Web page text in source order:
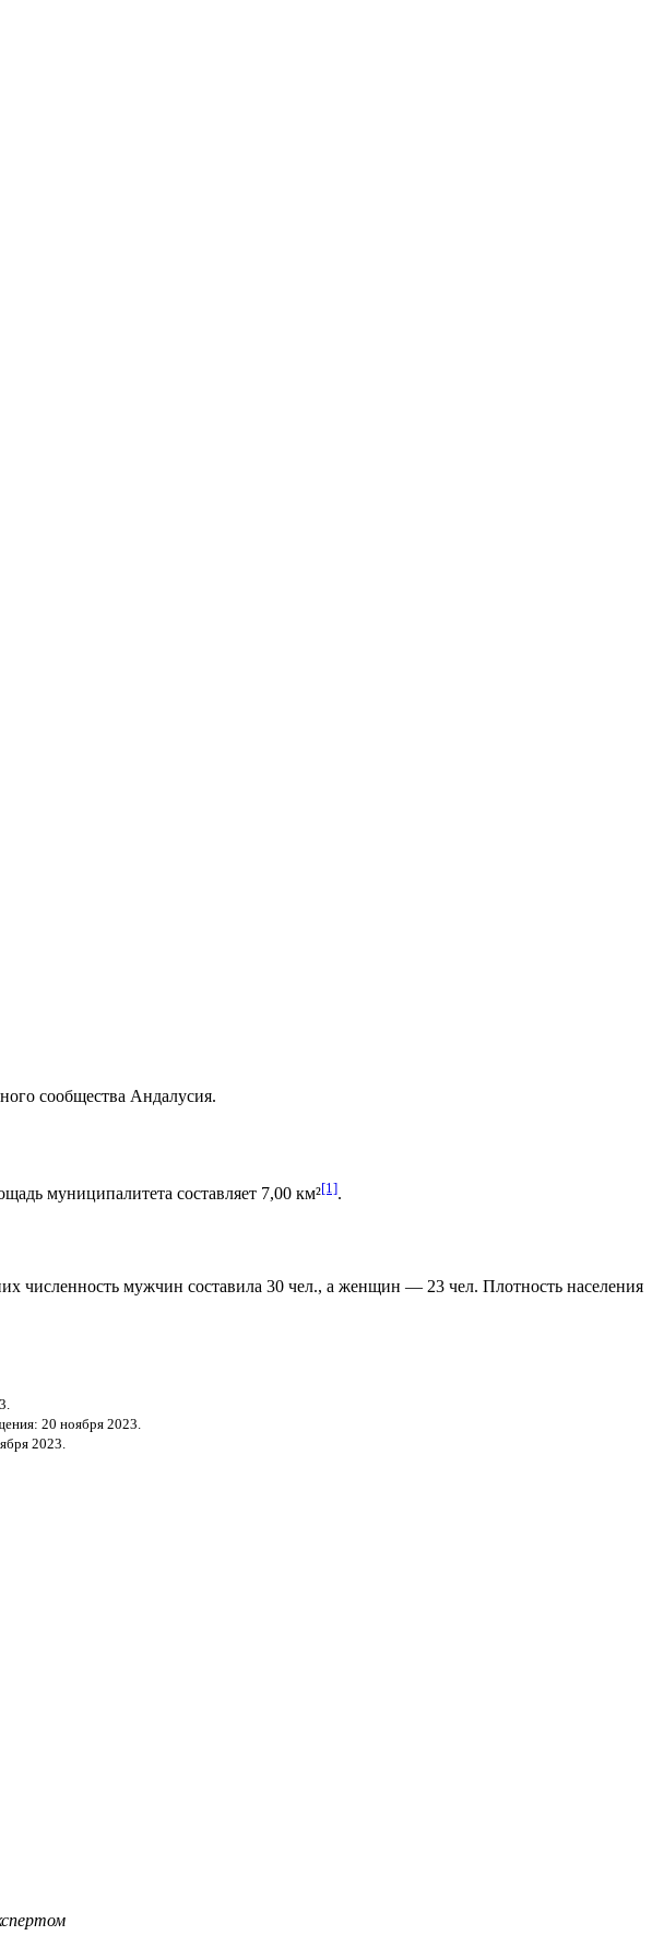
сообщества Андалусия.
муниципалитета составляет 7,00 км²[1].
численность мужчин составила 30 чел., а женщин — 23 чел. Плотность населения
20 ноября 2023.
2023.